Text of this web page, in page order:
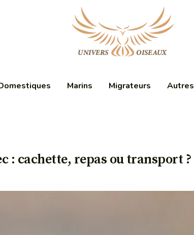
Marins Migrateurs Autres
: cachette, repas ou transport ?